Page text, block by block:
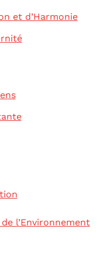
et d’Harmonie
l’Environnement